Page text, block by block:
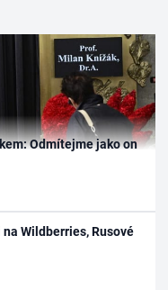
Odmítejme jako on
Wildberries, Rusové